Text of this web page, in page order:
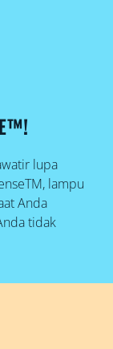
lupa
lampu
Anda
tidak